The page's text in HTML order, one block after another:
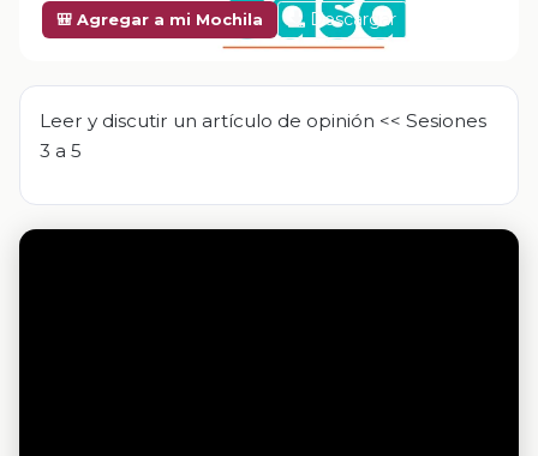
🎒 Agregar a mi Mochila Descargar
Leer y discutir un artículo de opinión << Sesiones
3 a 5